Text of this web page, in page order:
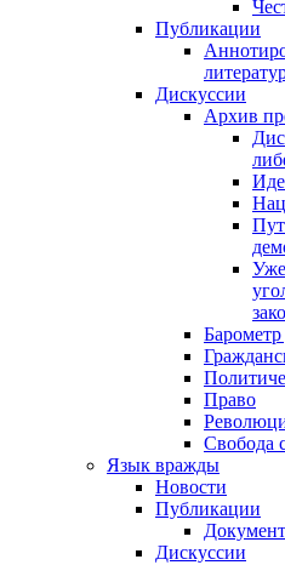
Публикации
Дискуссии
Архив
Право
Свобода
Язык вражды
Новости
Публикации
Дискуссии